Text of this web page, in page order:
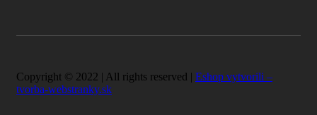
Copyright © 2022 | All rights reserved | Eshop vytvorili –
tvorba-webstranky.sk